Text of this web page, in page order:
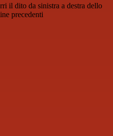
il dito da sinistra a destra dello
precedenti